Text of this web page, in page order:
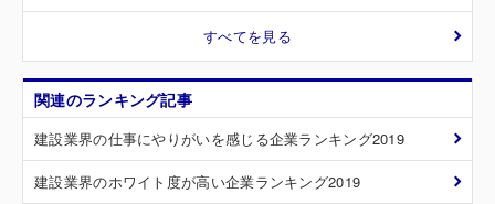
すべてを見る
関連のランキング記事
建設業界の仕事にやりがいを感じる企業ランキング2019
建設業界のホワイト度が高い企業ランキング2019